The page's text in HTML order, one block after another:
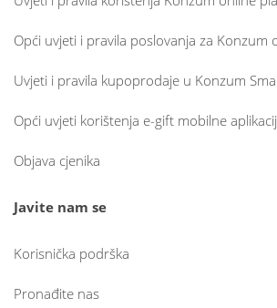
Opći uvjeti i pravila poslovanja za Konzum
Uvjeti i pravila kupoprodaje u Konzum
Opći uvjeti korištenja e-gift mobilne
Objava cjenika
Javite nam se
Korisnička podrška
Pronađite nas